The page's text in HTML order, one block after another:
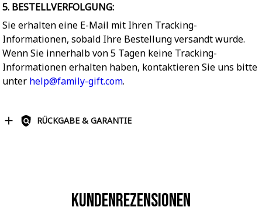
5. BESTELLVERFOLGUNG:
Sie erhalten eine E-Mail mit Ihren Tracking-
Informationen, sobald Ihre Bestellung versandt wurde.
Wenn Sie innerhalb von 5 Tagen keine Tracking-
Informationen erhalten haben, kontaktieren Sie uns bitte
unter help@family-gift.com.
RÜCKGABE & GARANTIE
Kundenrezensionen